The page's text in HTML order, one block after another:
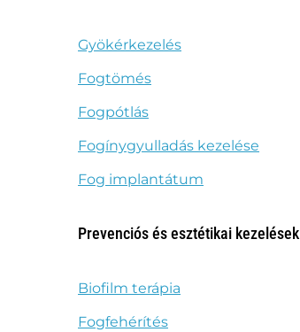
Gyökérkezelés
Fogtömés
Fogpótlás
Fogínygyulladás kezelése
Fog implantátum
Prevenciós és esztétikai kezelések
Biofilm terápia
Fogfehérítés